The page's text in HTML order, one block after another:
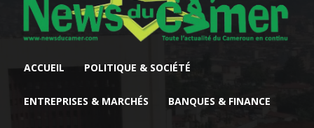
ACCUEIL POLITIQUE & SOCIÉTÉ
ENTREPRISES & MARCHÉS BANQUES & FINANCE